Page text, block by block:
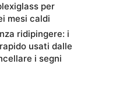
per
mesi caldi
ridipingere: i
usati dalle
i segni